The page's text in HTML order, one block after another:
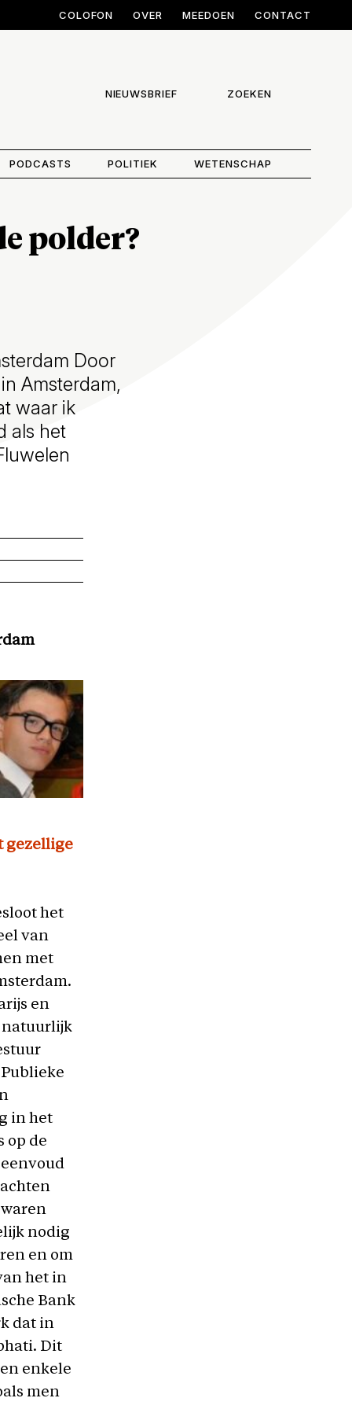
COLOFON OVER MEEDOEN CONTACT
NIEUWSBRIEF ZOEKEN
PODCASTS POLITIEK WETENSCHAP
polder?
Door
Amsterdam,
waar ik
als het
gezellige
het
van
met
en
natuurlijk
in het
op de
nodig
en om
het in
Bank
dat in
Dit
enkele
men